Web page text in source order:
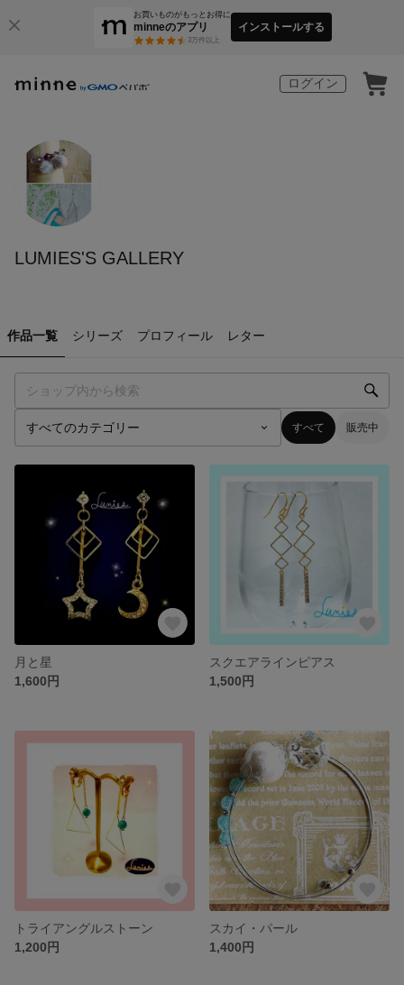
お買いものがもっとお得に
minneのアプリ
3万件以上
インストールする
ログイン
LUMIES'S GALLERY
作品一覧 シリーズ プロフィール レター
すべて 販売中
月と星
1,600円
スクエアラインピアス
1,500円
トライアングルストーン
1,200円
スカイ・パール
1,400円